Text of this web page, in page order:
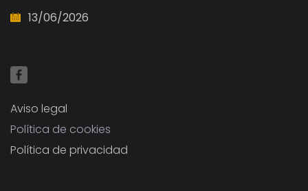
13/06/2026
Aviso legal
Política de cookies
Política de privacidad